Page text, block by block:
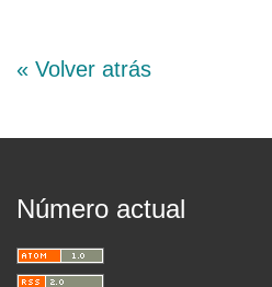
« Volver atrás
Número actual